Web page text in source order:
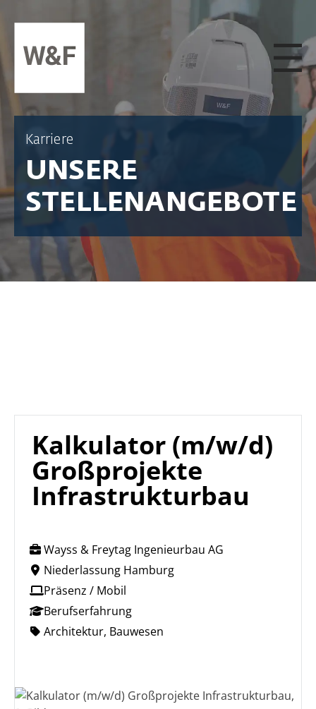
ZUM INHALT SPRINGEN
Karriere
UNSERE
STELLENANGEBOTE
Kalkulator (m/w/d)
Großprojekte
Infrastrukturbau
Wayss & Freytag Ingenieurbau AG
Niederlassung Hamburg
Präsenz / Mobil
Berufserfahrung
Architektur, Bauwesen